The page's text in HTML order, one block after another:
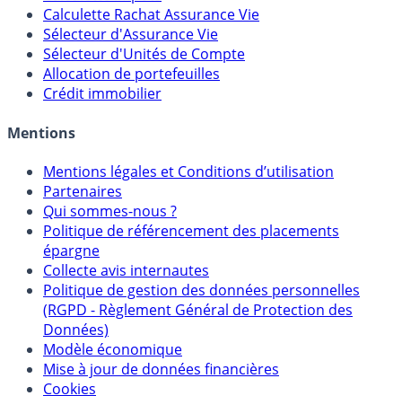
Calculateur d'intérêts
Calculette Impôts
Calculette Rachat Assurance Vie
Sélecteur d'Assurance Vie
Sélecteur d'Unités de Compte
Crédit immobilier
Mentions
Mentions légales et Conditions d’utilisation
Partenaires
Qui sommes-nous ?
Politique de référencement des placements
épargne
Collecte avis internautes
Politique de gestion des données personnelles
(RGPD - Règlement Général de Protection des
Données)
Modèle économique